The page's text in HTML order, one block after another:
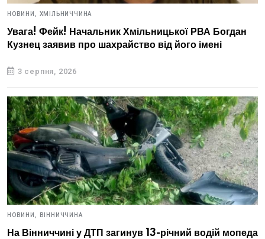
НОВИНИ, ХМІЛЬНИЧЧИНА
Увага! Фейк! Начальник Хмільницької РВА Богдан
Кузнец заявив про шахрайство від його імені
3 серпня, 2026
НОВИНИ, ВІННИЧЧИНА
На Вінниччині у ДТП загинув 13-річний водій мопеда